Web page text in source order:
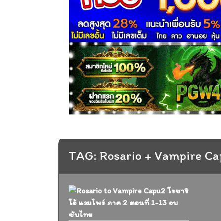
TAG: Rosario + Vampire